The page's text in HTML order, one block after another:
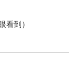
看到）